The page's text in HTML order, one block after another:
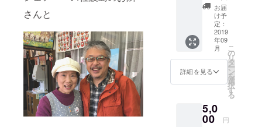
さんと
をお送
りいた
しま
す！あ
りがと
うござ
いま
す！
お届
け予
定：
2019
年09
月
詳細を見る
こ
の
リ
タ
ー
ン
を
選
択
す
る
5,0
00 円